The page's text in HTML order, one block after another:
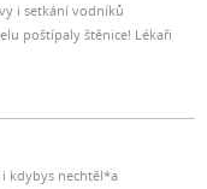
i setkání vodníků
poštípaly štěnice! Lékaři
i kdybys nechtěl*a